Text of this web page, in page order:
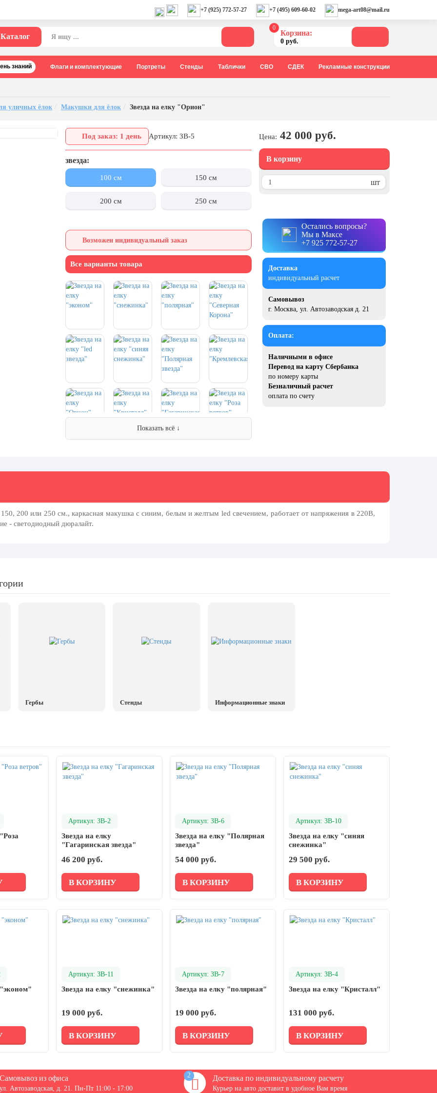
+7 (925) 772-57-27 +7 (495) 609-60-02 mega-art08@mail.ru
Каталог
0
Корзина:
0 руб.
знаний Флаги и комплектующие Портреты Стенды Таблички СВО СДЕК Рекламные конструкции
уличных ёлок Макушки для ёлок Звезда на елку "Орион"
Под заказ: 1 день Артикул: ЗВ-5
звезда:
100 см 150 см
200 см 250 см
Возможен индивидуальный заказ
Все варианты товара
Показать всё ↓
Цена: 42 000 руб.
В корзину
шт
Остались вопросы?
Мы в Максе
+7 925 772-57-27
Доставка
индивидуальный расчет
Самовывоз
г. Москва, ул. Автозаводская д. 21
Оплата:
Наличными в офисе
Перевод на карту Сбербанка
по номеру карты
Безналичный расчет
оплата по счету
200 или 250 см., каркасная макушка с синим, белым и желтым led свечением, работает от напряжения в 220В,
- светодиодный дюралайт.
Гербы Стенды Информационные знаки
Артикул: ЗВ-2
Звезда на елку
"Гагаринская звезда"
46 200 руб.
В КОРЗИНУ
Артикул: ЗВ-6
Звезда на елку "Полярная
звезда"
54 000 руб.
В КОРЗИНУ
Артикул: ЗВ-10
Звезда на елку "синяя
снежинка"
29 500 руб.
В КОРЗИНУ
"эконом"
Артикул: ЗВ-11
Звезда на елку "снежинка"
19 000 руб.
В КОРЗИНУ
Артикул: ЗВ-7
Звезда на елку "полярная"
19 000 руб.
В КОРЗИНУ
Артикул: ЗВ-4
Звезда на елку "Кристалл"
131 000 руб.
В КОРЗИНУ
Самовывоз из офиса
ул. Автозаводская, д. 21. Пн-Пт 11:00 - 17:00
2 Доставка по индивидуальному расчету
Курьер на авто доставит в удобное Вам время